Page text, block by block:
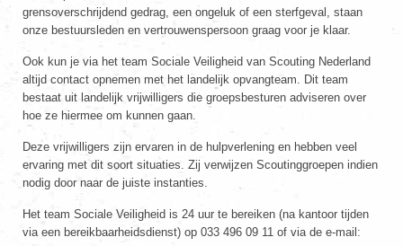
grensoverschrijdend gedrag, een ongeluk of een sterfgeval, staan
onze bestuursleden en vertrouwenspersoon graag voor je klaar.
Ook kun je via het team Sociale Veiligheid van Scouting Nederland
altijd contact opnemen met het landelijk opvangteam. Dit team
bestaat uit landelijk vrijwilligers die groepsbesturen adviseren over
hoe ze hiermee om kunnen gaan.
Deze vrijwilligers zijn ervaren in de hulpverlening en hebben veel
ervaring met dit soort situaties. Zij verwijzen Scoutinggroepen indien
nodig door naar de juiste instanties.
Het team Sociale Veiligheid is 24 uur te bereiken (na kantoor tijden
via een bereikbaarheidsdienst) op 033 496 09 11 of via de e-mail: